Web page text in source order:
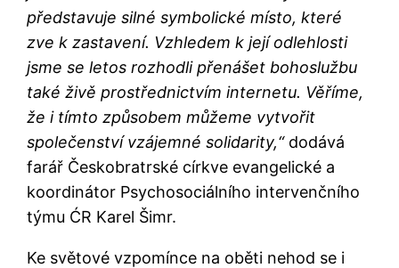
představuje silné symbolické místo, které
zve k zastavení. Vzhledem k její odlehlosti
jsme se letos rozhodli přenášet bohoslužbu
také živě prostřednictvím internetu. Věříme,
že i tímto způsobem můžeme vytvořit
společenství vzájemné solidarity,“dodává
farář Českobratrské církve evangelické a
koordinátor Psychosociálního intervenčního
týmu ĆR Karel Šimr.
Ke světové vzpomínce na oběti nehod se i